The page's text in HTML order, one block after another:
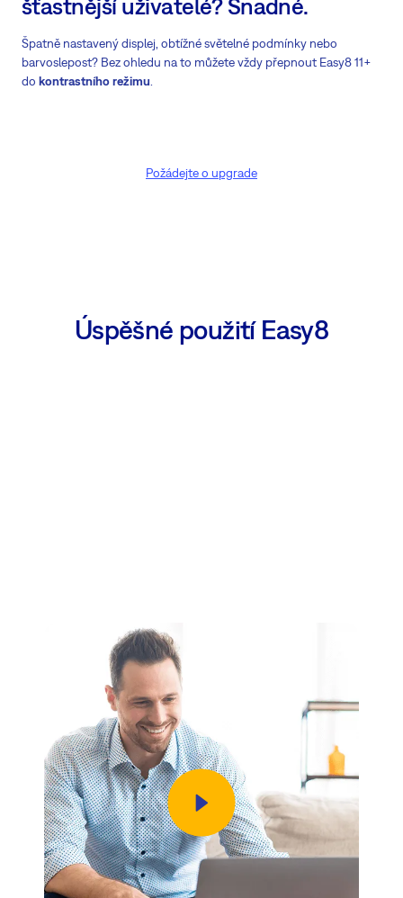
šťastnější uživatelé? Snadné.
Špatně nastavený displej, obtížné světelné podmínky nebo
barvoslepost? Bez ohledu na to můžete vždy přepnout Easy8 11+
do kontrastního režimu
Požádejte o upgrade
Úspěšné použití Easy8